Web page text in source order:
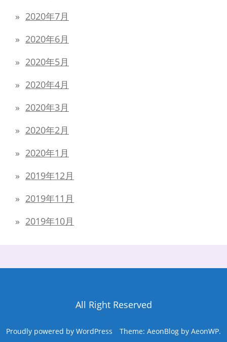
2020年7月
2020年6月
2020年5月
2020年4月
2020年3月
2020年2月
2020年1月
2019年12月
2019年11月
2019年10月
All Right Reserved
Proudly powered by WordPress Theme: AeonBlog by AeonWP.